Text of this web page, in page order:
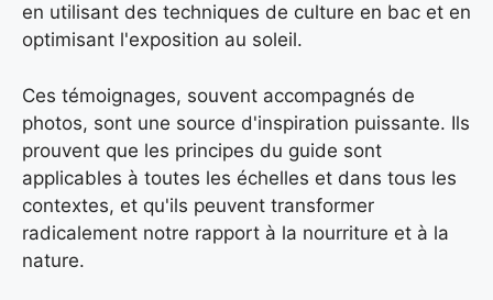
en utilisant des techniques de culture en bac et en
optimisant l'exposition au soleil.
Ces témoignages, souvent accompagnés de
photos, sont une source d'inspiration puissante. Ils
prouvent que les principes du guide sont
applicables à toutes les échelles et dans tous les
contextes, et qu'ils peuvent transformer
radicalement notre rapport à la nourriture et à la
nature.